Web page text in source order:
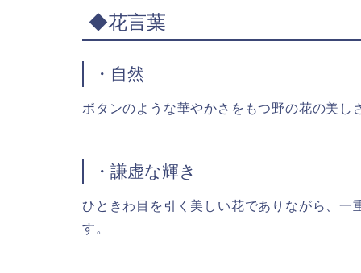
◆花言葉
・自然
ボタンのような華やかさをもつ野の花の美し
・謙虚な輝き
ひときわ目を引く美しい花でありながら、
す。